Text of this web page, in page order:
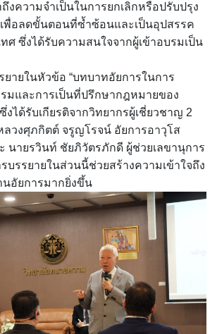
ถึงความจำเป็นในการยกเลิกหรือปรับปรุง
พื่อลดขั้นตอนที่ซ้ำซ้อนและเป็นอุปสรรค
ศ ซึ่งได้รับความสนใจจากผู้เข้าอบรมเป็น
ยายในหัวข้อ “บทบาทอัยการในการ
มและการเป็นที่ปรึกษากฎหมายของ
งได้รับเกียรติจากวิทยากรผู้เชี่ยวชาญ 2
วงศุภกิตต์ จรูญโรจน์ อัยการอาวุโส
นายรวินท์ ชัยภิวัตรภักดี ผู้ช่วยเลขานุการ
บรรยายในส่วนนี้ช่วยสร้างความเข้าใจถึง
อัยการมากยิ่งขึ้น